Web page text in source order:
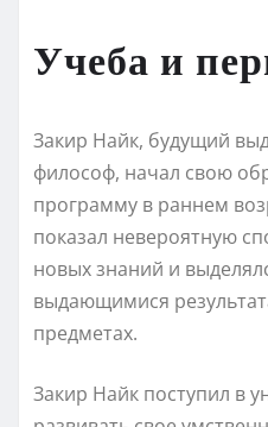
Учеба и
Закир Найк, будущий
философ, начал свою
программу в раннем
показал невероятную
новых знаний и
выдающимися
предметах.
Закир Найк поступил в